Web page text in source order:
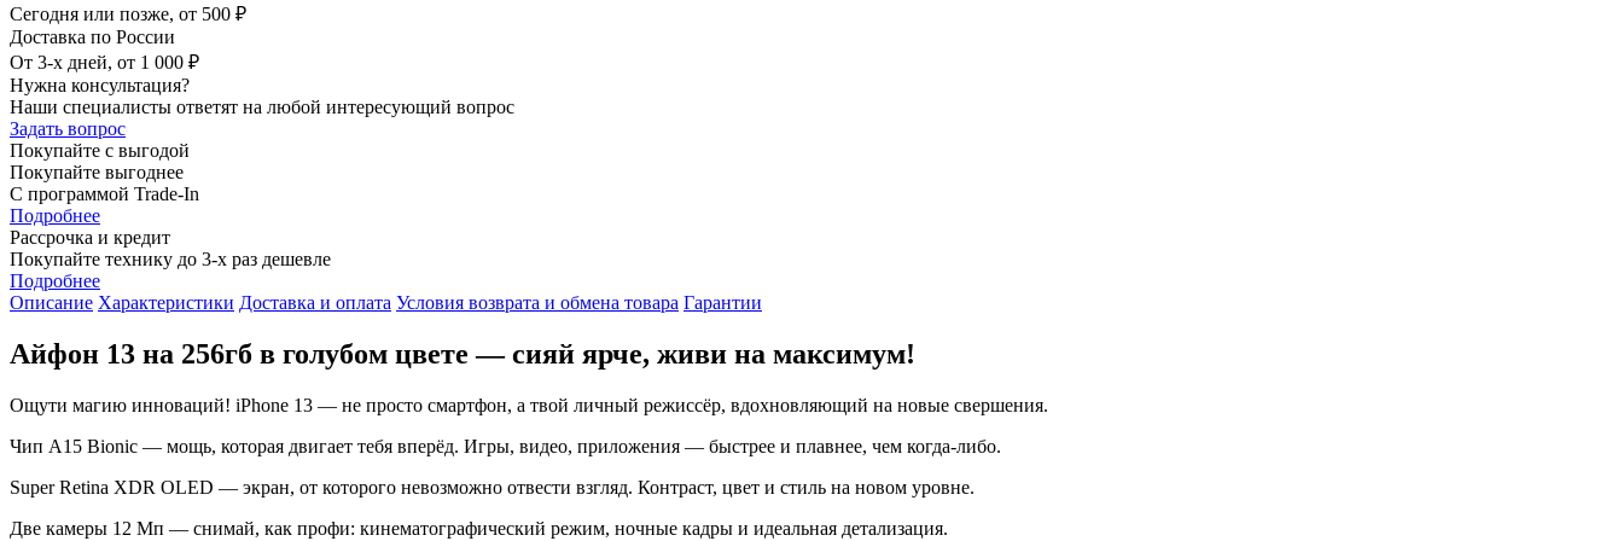
Сегодня или позже, от 500 ₽
Доставка по России
От 3-х дней, от 1 000 ₽
Нужна консультация?
Наши специалисты ответят на любой интересующий вопрос
Задать вопрос
Покупайте с выгодой
Покупайте выгоднее
С программой Trade-In
Подробнее
Рассрочка и кредит
Покупайте технику до 3-х раз дешевле
Подробнее
Описание Характеристики Доставка и оплата Условия возврата и обмена товара Гарантии
Айфон 13 на 256гб в голубом цвете — сияй ярче, живи на максимум!
Ощути магию инноваций! iPhone 13 — не просто смартфон, а твой личный режиссёр, вдохновляющий на новые свершения.
Чип A15 Bionic — мощь, которая двигает тебя вперёд. Игры, видео, приложения — быстрее и плавнее, чем когда-либо.
Super Retina XDR OLED — экран, от которого невозможно отвести взгляд. Контраст, цвет и стиль на новом уровне.
Две камеры 12 Мп — снимай, как профи: кинематографический режим, ночные кадры и идеальная детализация.